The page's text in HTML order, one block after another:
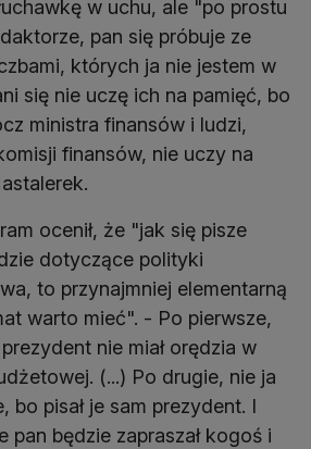
w uchu, ale "po prostu
pan się próbuje ze
których ja nie jestem w
się nie uczę ich na pamięć, bo
ministra finansów i ludzi,
finansów, nie uczy na
ocenił, że "jak się pisze
dotyczące polityki
to przynajmniej elementarną
warto mieć". - Po pierwsze,
nie miał orędzia w
(...) Po drugie, nie ja
bo pisał je sam prezydent. I
pan będzie zapraszał kogoś i